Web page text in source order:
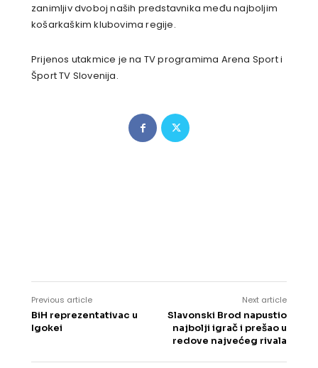
zanimljiv dvoboj naših predstavnika među najboljim
košarkaškim klubovima regije.
Prijenos utakmice je na TV programima Arena Sport i
Šport TV Slovenija.
Previous article
BiH reprezentativac u
Igokei
Next article
Slavonski Brod napustio
najbolji igrač i prešao u
redove najvećeg rivala